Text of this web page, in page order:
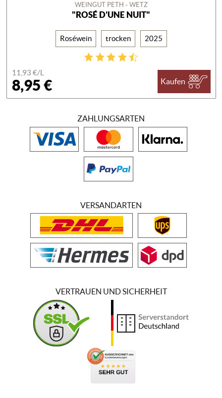
WEINGUT PETH - WETZ
"ROSÉ D'UNE NUIT"
Roséwein trocken 2025
11,93 €/L
8,95 € Kaufen
ZAHLUNGSARTEN
VERSANDARTEN
VERTRAUEN UND SICHERHEIT